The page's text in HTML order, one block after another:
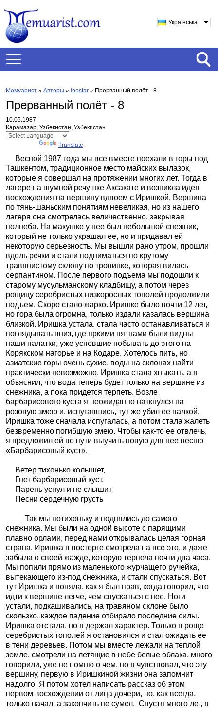
Українська
Мемуарист » Авторы » leostar » Прерванный полёт - 8
Прерванный полёт - 8
10.05.1987
Карамазар, Узбекистан, Узбекистан
Translate
Весной 1987 года мы все вместе поехали в горы под
Ташкентом, традиционное место майских вылазок,
которые я совершал на протяжении многих лет. Тогда в
лагере на шумной речушке Аксакате и возникла идея
восхождения на вершину вдвоем с Иришкой. Вершина
по тянь-шаньским понятиям невеликая, но из нашего
лагеря она смотрелась величественно, закрывая
полнеба. На макушке у нее был небольшой снежник,
который не только украшал ее, но и придавал ей
некоторую серьезность. Мы вышли рано утром, прошли
вдоль речки и стали подниматься по крутому
травянистому склону по тропинке, которая вилась
серпантином. После первого подъема мы подошли к
старому мусульманскому кладбищу, а потом через
рощицу серебристых низкорослых тополей продолжили
подъем. Скоро стало жарко. Иришке было почти 12 лет,
но гора была огромна, только издали казалась вершина
близкой. Иришка устала, стала часто останавливаться и
поглядывать вниз, где яркими пятнами были видны
наши палатки, уже успевшие побывать до этого на
Корякском нагорье и на Кодаре. Хотелось пить, но
азиатские горы очень сухие, воды на склонах найти
практически невозможно. Иришка стала хныкать, а я
объяснил, что вода теперь будет только на вершине из
снежника, а пока придется терпеть. Возле
барбарисового куста я неожиданно наткнулся на
розовую змею и, испугавшись, тут же убил ее палкой.
Иришка тоже сначала испугалась, а потом стала жалеть
безвременно погибшую змею. Чтобы как-то ее отвлечь,
я предложил ей по пути выучить новую для нее песню
«Барбарисовый куст».
Ветер тихонько колышет,
Гнет барбарисовый куст.
Парень уснул и не слышит
Песни сердечную грусть
Так мы потихоньку и поднялись до самого
снежника. Мы были на одной высоте с парящими
плавно орлами, перед нами открывалась целая горная
страна. Иришка в восторге смотрела на все это, и даже
забыла о своей жажде, которую терпела почти два часа.
Мы попили прямо из маленького журчащего ручейка,
вытекающего из-под снежника, и стали спускаться. Вот
тут Иришка и поняла, как я был прав, когда говорил, что
идти к вершине легче, чем спускаться с нее. Ноги
устали, подкашивались, на травяном склоне было
скользко, каждое падение отбирало последние силы.
Иришка отстала, но я держал характер. Только в роще
серебристых тополей я остановился и стал ожидать ее
в тени деревьев. Потом мы вместе лежали на теплой
земле, смотрели на летящие в небе белые облака, много
говорили, уже не помню о чем, но я чувствовал, что эту
вершину, первую в Иришкиной жизни она запомнит
надолго. Я потом хотел написать рассказ об этом
первом восхождении от лица дочери, но, как всегда,
только начал, а закончить не сумел. Спустя много лет, я